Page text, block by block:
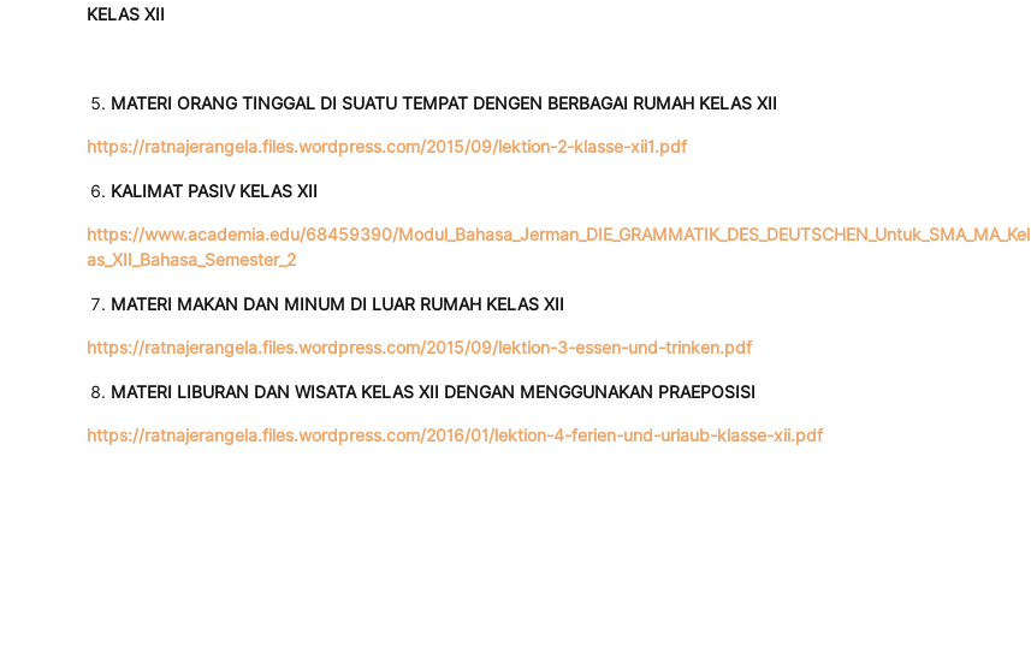
KELAS XII
MATERI ORANG TINGGAL DI SUATU TEMPAT DENGEN BERBAGAI RUMAH KELAS XII
https://ratnajerangela.files.wordpress.com/2015/09/lektion-2-klasse-xii1.pdf
KALIMAT PASIV KELAS XII
https://www.academia.edu/68459390/Modul_Bahasa_Jerman_DIE_GRAMMATIK_DES_DEUTSCHEN_Untuk_SMA_MA_Kel
as_XII_Bahasa_Semester_2
MATERI MAKAN DAN MINUM DI LUAR RUMAH KELAS XII
https://ratnajerangela.files.wordpress.com/2015/09/lektion-3-essen-und-trinken.pdf
MATERI LIBURAN DAN WISATA KELAS XII DENGAN MENGGUNAKAN PRAEPOSISI
https://ratnajerangela.files.wordpress.com/2016/01/lektion-4-ferien-und-urlaub-klasse-xii.pdf